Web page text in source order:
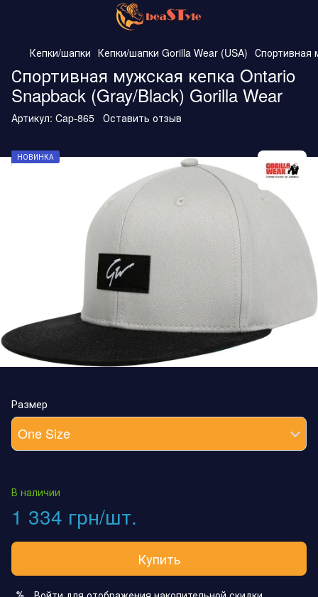
Кепки/шапки Кепки/шапки Gorilla Wear (USA) Спортивная
Спортивная мужская кепка Ontario
Snapback (Gray/Black) Gorilla Wear
Артикул: Cap-865 Оставить отзыв
НОВИНКА
Размер
One Size
В наличии
1 334 грн/шт.
Купить
%